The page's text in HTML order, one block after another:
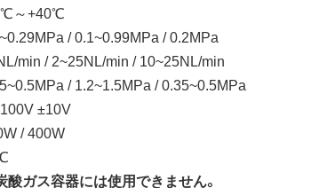
～+40℃
/ 0.1~0.99MPa / 0.2MPa
/ 2~25NL/min / 10~25NL/min
/ 1.2~1.5MPa / 0.35~0.5MPa
±10V
400W
ガス容器には使用できません。